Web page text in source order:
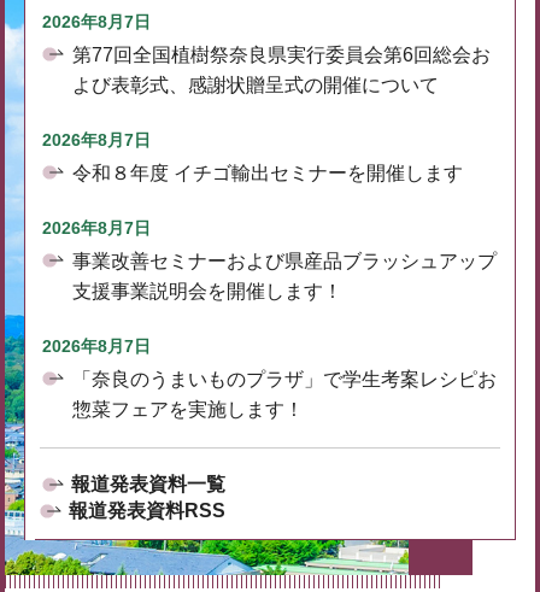
2026年8月7日
第77回全国植樹祭奈良県実行委員会第6回総会お
よび表彰式、感謝状贈呈式の開催について
2026年8月7日
令和８年度 イチゴ輸出セミナーを開催します
2026年8月7日
事業改善セミナーおよび県産品ブラッシュアップ
支援事業説明会を開催します！
2026年8月7日
「奈良のうまいものプラザ」で学生考案レシピお
惣菜フェアを実施します！
報道発表資料一覧
報道発表資料RSS